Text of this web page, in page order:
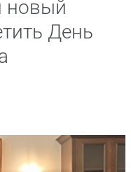
новый
День